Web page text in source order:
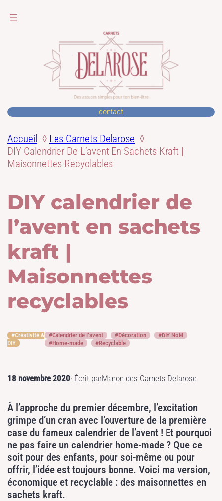
contact
Accueil
Les Carnets Delarose
DIY Calendrier De L’avent En Sachets Kraft |
Maisonnettes Recyclables
DIY calendrier de
l’avent en sachets
kraft |
Maisonnettes
recyclables
Créativité &
DIY
Calendrier de l’avent Décoration
DIY Noël
Home-made
Recyclable
18 novembre 2020· Écrit parManon des Carnets Delarose
À l’approche du premier décembre, l’excitation
grimpe d’un cran avec l’ouverture de la première
case du fameux calendrier de l’avent ! Et pourquoi
ne pas faire un calendrier home-made ? Que ce
soit pour des enfants, pour soi-même ou pour
offrir, l’idée est toujours bonne. Voici ma version,
économique et recyclable : des maisonnettes en
sachets kraft.